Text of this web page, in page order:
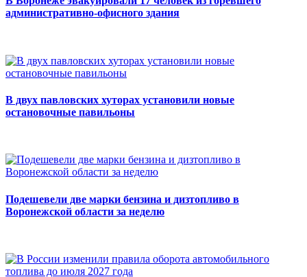
административно-офисного здания
В двух павловских хуторах установили новые
остановочные павильоны
Подешевели две марки бензина и дизтопливо в
Воронежской области за неделю